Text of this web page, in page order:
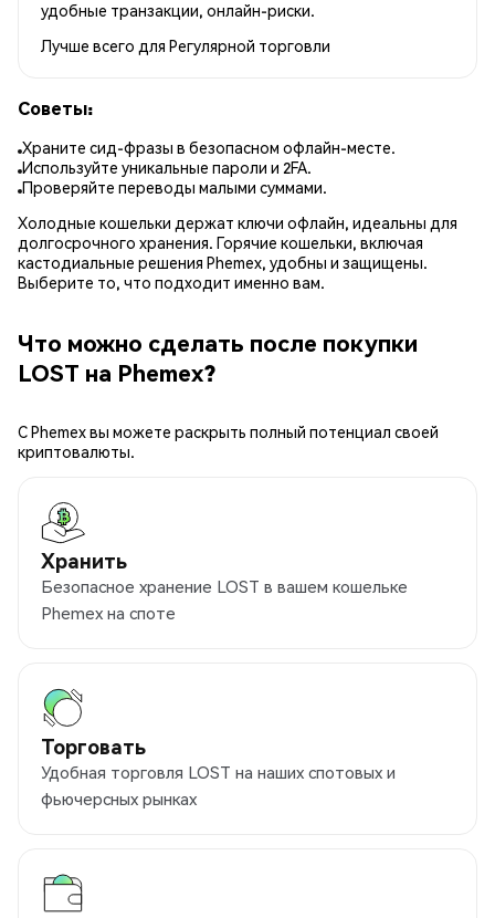
удобные транзакции, онлайн-риски.
Лучше всего для Регулярной торговли
Советы:
Храните сид-фразы в безопасном офлайн-месте.
Используйте уникальные пароли и 2FA.
Проверяйте переводы малыми суммами.
Холодные кошельки держат ключи офлайн, идеальны для
долгосрочного хранения. Горячие кошельки, включая
кастодиальные решения Phemex, удобны и защищены.
Выберите то, что подходит именно вам.
Что можно сделать после покупки
LOST на Phemex?
С Phemex вы можете раскрыть полный потенциал своей
криптовалюты.
Хранить
Безопасное хранение LOST в вашем кошельке
Phemex на споте
Торговать
Удобная торговля LOST на наших спотовых и
фьючерсных рынках